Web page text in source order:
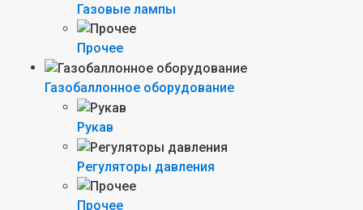
Газовые лампы
Прочее
Газобаллонное оборудование
Рукав
Регуляторы давления
Прочее